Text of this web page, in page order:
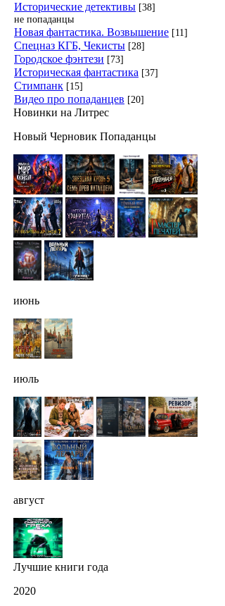
Исторические детективы [38]
не попаданцы
Новая фантастика. Возвышение [11]
Спецназ КГБ, Чекисты [28]
Городское фэнтези [73]
Историческая фантастика [37]
Стимпанк [15]
Видео про попаданцев [20]
Новинки на Литрес
Новый Черновик Попаданцы
июнь
июль
август
Лучшие книги года
2020